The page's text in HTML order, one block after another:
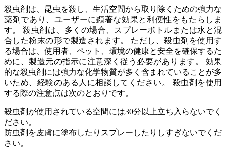
殺虫剤は、昆虫を殺し、生活空間から取り除くための強力な
薬剤であり、ユーザーに顕著な効果と利便性をもたらしま
す。 殺虫剤は、多くの場合、スプレーボトルまたは水と混
合した粉末の形で製造されます。 ただし、殺虫剤を使用す
る場合は、使用者、ペット、環境の健康と安全を確保するた
めに、製造元の指示に注意深く従う必要があります。 効果
的な殺虫剤には強力な化学物質が多く含まれていることが多
いため、経験のある人に相談してください。 殺虫剤を使用
する際の注意点は次のとおりです。
殺虫剤が使用されている空間には30分以上立ち入らないでく
ださい。
防虫剤を皮膚に塗布したりスプレーしたりしすぎないでくだ
さい。